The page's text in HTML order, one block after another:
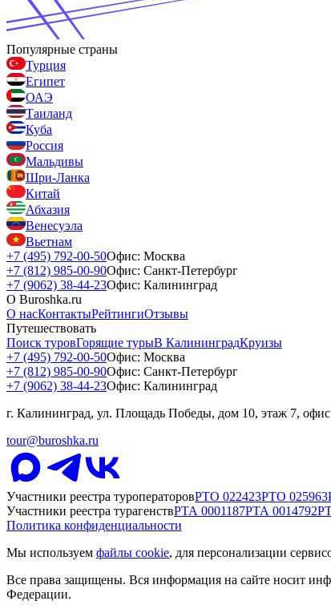
Популярные страны
Турция
Египет
ОАЭ
Таиланд
Куба
Россия
Мальдивы
Шри-Ланка
Китай
Абхазия
Венесуэла
Вьетнам
+7 (495) 792-00-50Офис: Москва
+7 (812) 985-00-90Офис: Санкт-Петербург
+7 (9062) 38-44-23Офис: Калининград
О Buroshka.ru
О насКонтактыРейтингиОтзывы
Путешествовать
Поиск туровГорящие турыВ КалининградКруизы
+7 (495) 792-00-50Офис: Москва
+7 (812) 985-00-90Офис: Санкт-Петербург
+7 (9062) 38-44-23Офис: Калининград
г. Калининград, ул. Площадь Победы, дом 10, этаж 7,
tour@buroshka.ru
Участники реестра туроператоровРТО 022423РТО 025963
Участники реестра турагенствРТА 0001187РТА 0014792
Политика конфиденциальности
Мы используем файлы cookie, для персонализации
Все права защищены. Вся информация на сайте носит
Федерации.